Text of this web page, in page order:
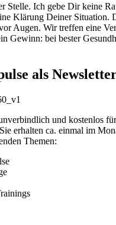
Stelle. Ich gebe Dir keine
Klärung Deiner Situation.
Augen. Wir treffen eine
Gewinn: bei bester
als
und kostenlos
erhalten ca. einmal im
Themen: